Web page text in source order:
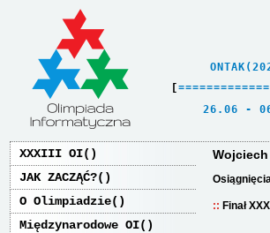
[ =============
26.06
XXXIII OI
JAK ZACZĄĆ?
O Olimpiadzie
Międzynarodowe OI
Finał